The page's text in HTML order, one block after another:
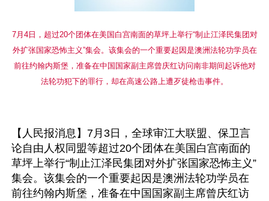
7月4日，超过20个团体在美国白宫南面的草坪上举行“制止江泽民集团对
外扩张国家恐怖主义”集会。该集会的一个重要起因是澳洲法轮功学员在
前往约翰内斯堡，准备在中国国家副主席曾庆红访问南非期间起诉他对
法轮功犯下的罪行，却在高速公路上遭歹徒枪击事件。
【人民报消息】7月3日，全球审江大联盟、保卫言
论自由人权同盟等超过20个团体在美国白宫南面的
草坪上举行“制止江泽民集团对外扩张国家恐怖主义”
集会。该集会的一个重要起因是澳洲法轮功学员在
前往约翰内斯堡，准备在中国国家副主席曾庆红访